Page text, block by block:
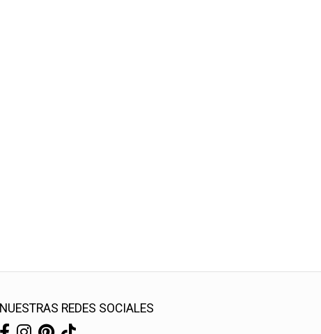
NUESTRAS REDES SOCIALES